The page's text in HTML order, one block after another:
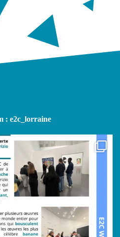
: e2c_lorraine